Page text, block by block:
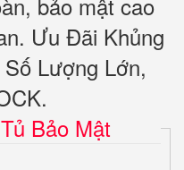
Ưu Đãi Khủng
Lượng Lớn,
Bảo Mật